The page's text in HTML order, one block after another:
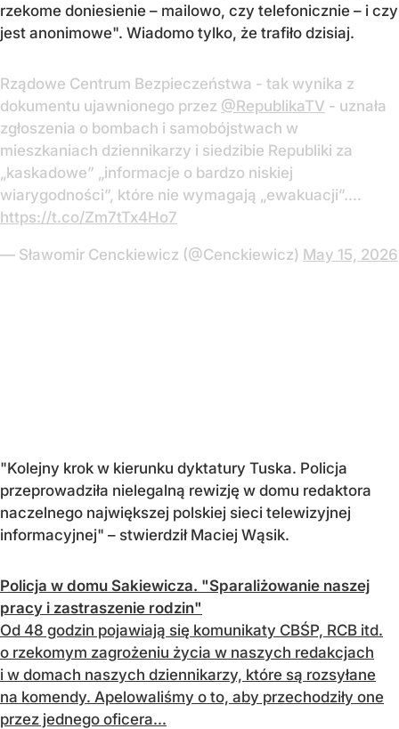
rzekome doniesienie – mailowo, czy telefonicznie – i czy
jest anonimowe". Wiadomo tylko, że trafiło dzisiaj.
Rządowe Centrum Bezpieczeństwa - tak wynika z
dokumentu ujawnionego przez @RepublikaTV - uznała
zgłoszenia o bombach i samobójstwach w
mieszkaniach dziennikarzy i siedzibie Republiki za
„kaskadowe” „informacje o bardzo niskiej
wiarygodności”, które nie wymagają „ewakuacji”.…
https://t.co/Zm7tTx4Ho7
— Sławomir Cenckiewicz (@Cenckiewicz) May 15, 2026
"Kolejny krok w kierunku dyktatury Tuska. Policja
przeprowadziła nielegalną rewizję w domu redaktora
naczelnego największej polskiej sieci telewizyjnej
informacyjnej" – stwierdził Maciej Wąsik.
Policja w domu Sakiewicza. "Sparaliżowanie naszej
pracy i zastraszenie rodzin"
Od 48 godzin pojawiają się komunikaty CBŚP, RCB itd.
o rzekomym zagrożeniu życia w naszych redakcjach
i w domach naszych dziennikarzy, które są rozsyłane
na komendy. Apelowaliśmy o to, aby przechodziły one
przez jednego oficera...